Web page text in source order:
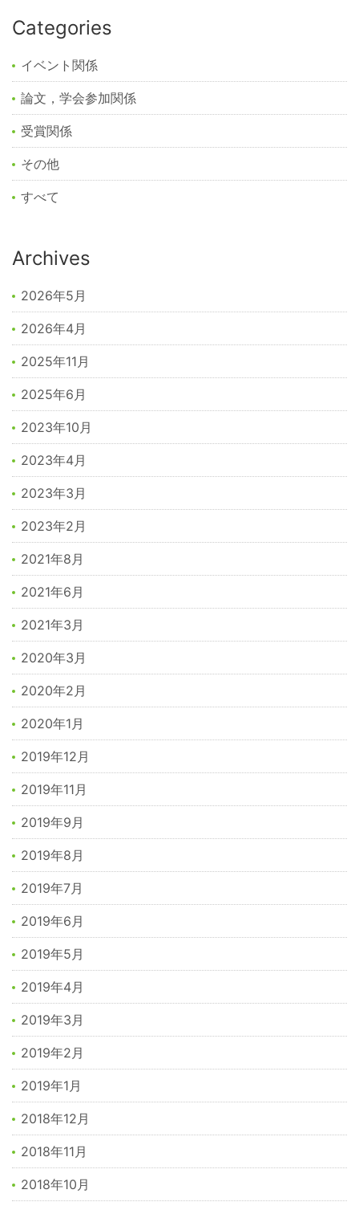
Categories
イベント関係
論文，学会参加関係
受賞関係
その他
すべて
Archives
2026年5月
2026年4月
2025年11月
2025年6月
2023年10月
2023年4月
2023年3月
2023年2月
2021年8月
2021年6月
2021年3月
2020年3月
2020年2月
2020年1月
2019年12月
2019年11月
2019年9月
2019年8月
2019年7月
2019年6月
2019年5月
2019年4月
2019年3月
2019年2月
2019年1月
2018年12月
2018年11月
2018年10月